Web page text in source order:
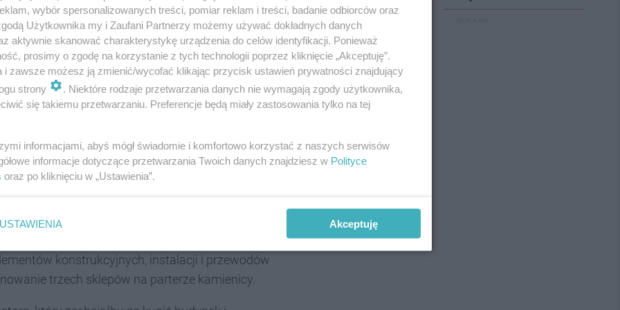
Miejskiego w Bytomiu.
właściciela do wykonania zabezpieczenia
podjęcie działań zmierzających do
w sprawie stanu technicznego kamienicy
Nadzoru Budowlanego na podstawie
wyłączenie z użytkowania części
konstrukcyjnych, instalacji i przewodów
trzech sklepów na parterze kamienicy.
wybór spersonalizowanych treści, pomiar reklam i treści, badanie odbiorców oraz
Użytkownika my i Zaufani Partnerzy możemy używać dokładnych danych
aktywnie skanować charakterystykę urządzenia do celów identyfikacji. Ponieważ
prosimy o zgodę na korzystanie z tych technologii poprzez kliknięcie „Akceptuję”.
i zawsze możesz ją zmienić/wycofać klikając przycisk ustawień prywatności znajdujący
strony
. Niektóre rodzaje przetwarzania danych nie wymagają zgody użytkownika,
się takiemu przetwarzaniu. Preferencje będą miały zastosowania tylko na tej
informacjami, abyś mógł świadomie i komfortowo korzystać z naszych serwisów
informacje dotyczące przetwarzania Twoich danych znajdziesz w Polityce
oraz po kliknięciu w „Ustawienia”.
USTAWIENIA Akceptuję